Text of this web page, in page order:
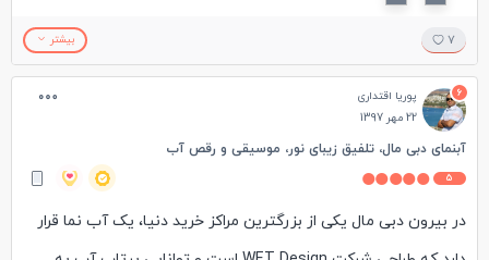
باشید که جمعه ها با نیم ساعت تاخیر ، زمان بندی بالا اجرا می شود .
پیشنهاد میکنم هم روز و هم شب را ساعاتی در کنار این فواره ها
سپری کنید و از تماشای رقص زیبای آنها لذت ببرید ...
#جاذبه #جاذبه_شهر #امارات #دبی #فواره #رقص_فواره
7 بیشتر
6
پوریا اقتداری
22 مهر 1397
آبنمای دبی مال، تلفیق زیبای نور، موسیقی و رقص آب
5
در بیرون دبی مال یکی از بزرگترین مراکز خرید دنیا، یک آب نما قرار